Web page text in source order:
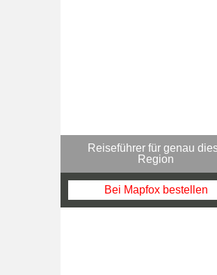
Reiseführer für genau
Region
Bei Mapfox bestellen